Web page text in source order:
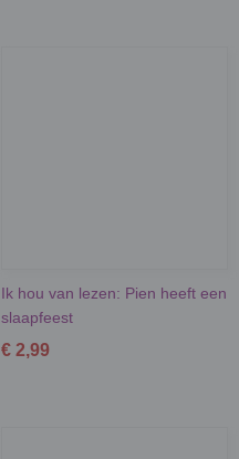
Ik hou van lezen: Pien heeft een
slaapfeest
€ 2,99